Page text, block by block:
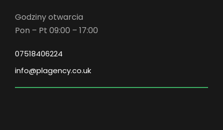
Godziny otwarcia
Pon – Pt 09:00 – 17:00
07518406224
info@plagency.co.uk